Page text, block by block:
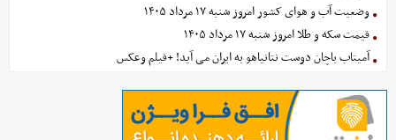
وضعیت آب و هوای کشور امروز شنبه ۱۷ مرداد ۱۴۰۵
قیمت سکه و طلا امروز شنبه ۱۷ مرداد ۱۴۰۵
آمیتاب باچان دوست نتانیاهو به ایران می آید! +فیلم وعکس